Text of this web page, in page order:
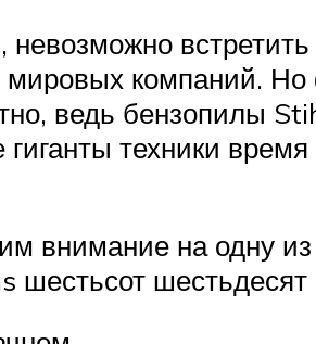
компаний. Но
ведь бензопилы
техники
внимание на одну
шестьсот шестьдесят